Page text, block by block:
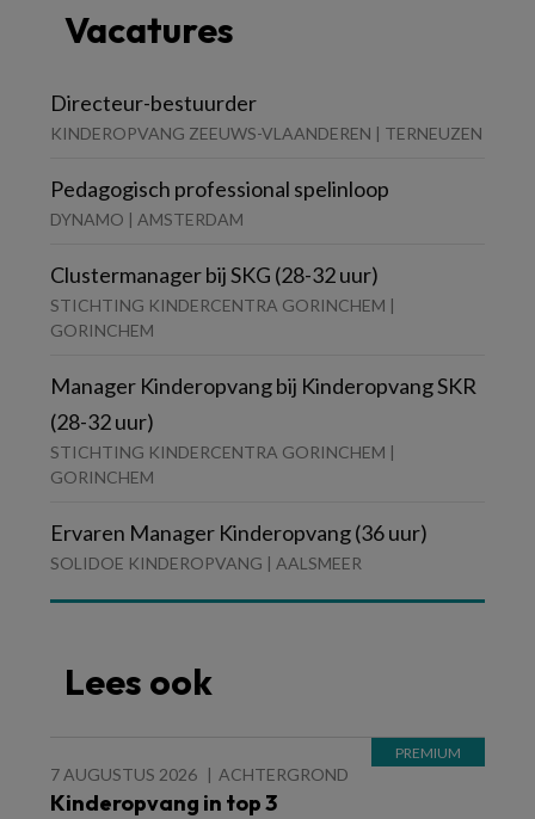
Vacatures
Directeur-bestuurder
KINDEROPVANG ZEEUWS-VLAANDEREN | TERNEUZEN
Pedagogisch professional spelinloop
DYNAMO | AMSTERDAM
Clustermanager bij SKG (28-32 uur)
STICHTING KINDERCENTRA GORINCHEM |
GORINCHEM
Manager Kinderopvang bij Kinderopvang SKR
(28-32 uur)
STICHTING KINDERCENTRA GORINCHEM |
GORINCHEM
Ervaren Manager Kinderopvang (36 uur)
SOLIDOE KINDEROPVANG | AALSMEER
Lees ook
7 AUGUSTUS 2026 ACHTERGROND
Kinderopvang in top 3